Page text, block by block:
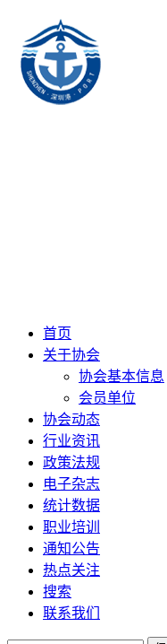
首页
关于协会
协会基本信息
会员单位
协会动态
行业资讯
政策法规
电子杂志
统计数据
职业培训
通知公告
热点关注
搜索
联系我们